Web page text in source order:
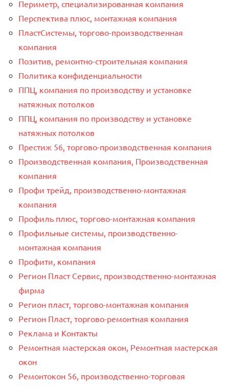
Периметр, специализированная компания
Перспектива плюс, монтажная компания
ПластСистемы, торгово-производственная
компания
Позитив, ремонтно-строительная компания
Политика конфиденциальности
ППЦ, компания по производству и установке
натяжных потолков
ППЦ, компания по производству и установке
натяжных потолков
Престиж 56, торгово-производственная компания
Производственная компания, Производственная
компания
Профи трейд, производственно-монтажная
компания
Профиль плюс, торгово-монтажная компания
Профильные системы, производственно-
монтажная компания
Профити, компания
Регион Пласт Сервис, производственно-монтажная
фирма
Регион пласт, торгово-монтажная компания
Регион Пласт, торгово-ремонтная компания
Реклама и Контакты
Ремонтная мастерская окон, Ремонтная мастерская
окон
Ремонтокон 56, производственно-торговая